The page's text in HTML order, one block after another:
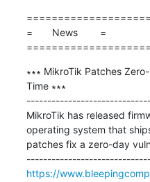
=       News        =
∗∗∗ MikroTik Patches
Time ∗∗∗
MikroTik has released
operating system that
patches fix a zero-day
https://